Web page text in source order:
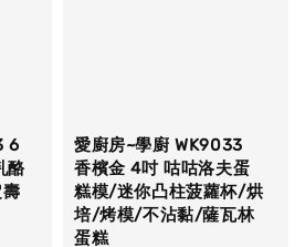
6
酪
愛廚房~學廚 WK9033
香檳金 4吋 咕咕洛夫蛋
糕模/迷你凸柱菠蘿杯/烘
培/烤模/不沾黏/薩瓦林
蛋糕